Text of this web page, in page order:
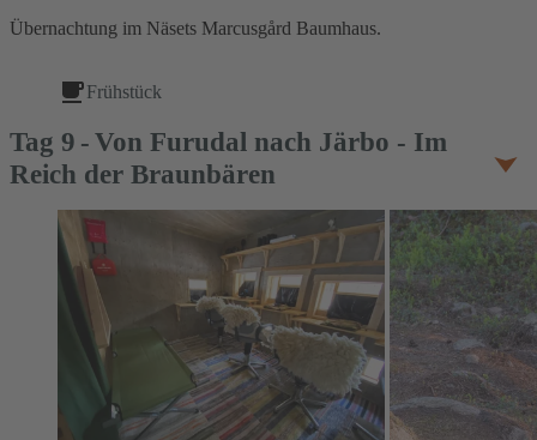
Übernachtung im Näsets Marcusgård Baumhaus.
Frühstück
Tag 9
Von Furudal nach Järbo - Im
Reich der Braunbären